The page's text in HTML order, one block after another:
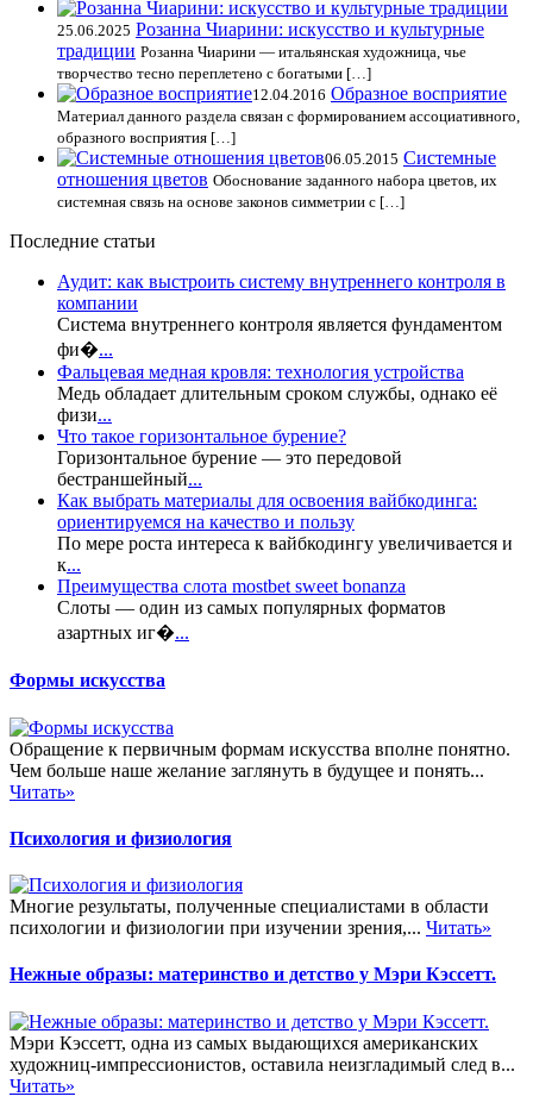
25.06.2025 Розанна Чиарини: искусство и культурные
традиции Розанна Чиарини — итальянская художница, чье
творчество тесно переплетено с богатыми […]
12.04.2016 Образное восприятие
Материал данного раздела связан с формированием ассоциативного,
образного восприятия […]
06.05.2015 Системные
отношения цветов Обоснование заданного набора цветов, их
системная связь на основе законов симметрии с […]
Последние статьи
Аудит: как выстроить систему внутреннего контроля в
компании
Система внутреннего контроля является фундаментом
фи�...
Фальцевая медная кровля: технология устройства
Медь обладает длительным сроком службы, однако её
физи...
Что такое горизонтальное бурение?
Горизонтальное бурение — это передовой
бестраншейный...
Как выбрать материалы для освоения вайбкодинга:
ориентируемся на качество и пользу
По мере роста интереса к вайбкодингу увеличивается и
к...
Преимущества слота mostbet sweet bonanza
Слоты — один из самых популярных форматов
азартных иг�...
Формы искусства
Обращение к первичным формам искусства вполне понятно.
Чем больше наше желание заглянуть в будущее и понять...
Читать»
Психология и физиология
Многие результаты, полученные специалистами в области
психологии и физиологии при изучении зрения,... Читать»
Нежные образы: материнство и детство у Мэри Кэссетт.
Мэри Кэссетт, одна из самых выдающихся американских
художниц-импрессионистов, оставила неизгладимый след в...
Читать»